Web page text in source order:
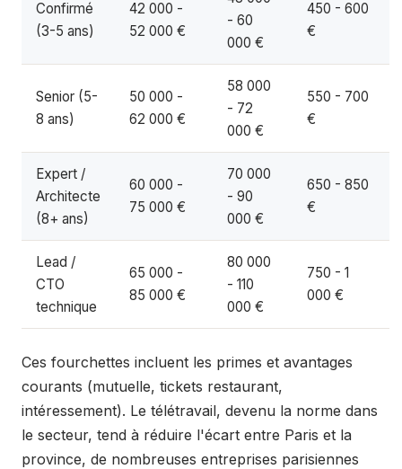
Confirmé
(3-5 ans)
42 000 -
52 000 €
- 60
000 €
450 - 600
€
Senior (5-
8 ans)
50 000 -
62 000 €
58 000
- 72
000 €
550 - 700
€
Expert /
Architecte
(8+ ans)
60 000 -
75 000 €
70 000
- 90
000 €
650 - 850
€
Lead /
CTO
technique
65 000 -
85 000 €
80 000
- 110
000 €
750 - 1
000 €
Ces fourchettes incluent les primes et avantages
courants (mutuelle, tickets restaurant,
intéressement). Le télétravail, devenu la norme dans
le secteur, tend à réduire l'écart entre Paris et la
province, de nombreuses entreprises parisiennes